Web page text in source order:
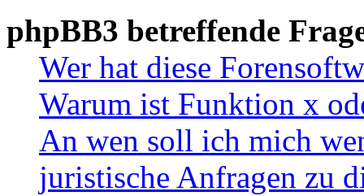
phpBB3 betreffende
Wer hat diese
Warum ist Funktion x
An wen soll ich mich
juristische Anfragen zu